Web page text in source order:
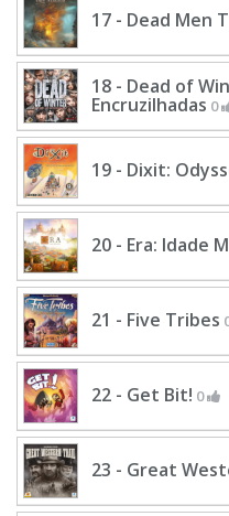
17 - Dead Men
18 - Dead of
Encruzilhadas 0
19 - Dixit:
20 - Era: Idade
21 - Five Tribes
22 - Get Bit! 0
23 - Great